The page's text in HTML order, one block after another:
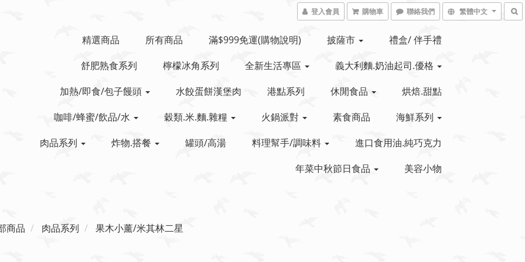
登入會員 購物車 聯絡我們 繁體中文
精選商品 所有商品 滿$999免運(購物說明) 披薩市
禮盒/ 伴手禮
舒肥熟食系列
檸檬冰角系列 全新生活專區
義大利麵.奶油起司.優格
加熱/即食/包子饅頭
水餃蛋餅漢堡肉 港點系列 休閒食品
烘焙.甜點
咖啡/蜂蜜/飲品/水
穀類.米.麵.雜糧 火鍋派對 素食商品
海鮮系列
肉品系列
炸物.搭餐 罐頭/高湯 料理幫手/調味料
進口食用油.純巧克力
年菜中秋節日食品
美容小物
商品 肉品系列 果木小薰/米其林二星